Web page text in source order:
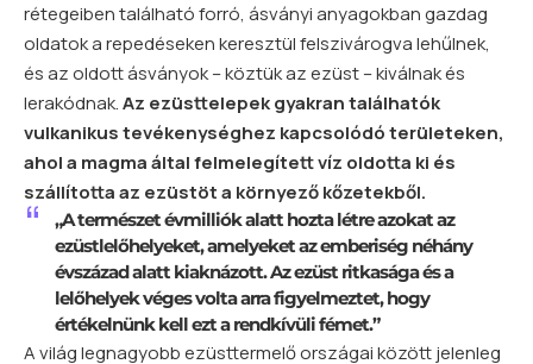
rétegeiben található forró, ásványi anyagokban gazdag
oldatok a repedéseken keresztül felszivárogva lehűlnek,
és az oldott ásványok – köztük az ezüst – kiválnak és
lerakódnak.Az ezüsttelepek gyakran találhatók
vulkanikus tevékenységhez kapcsolódó területeken,
ahol a magma által felmelegített víz oldotta ki és
szállította az ezüstöt a környező kőzetekből.
„A természet évmilliók alatt hozta létre azokat az
ezüstlelőhelyeket, amelyeket az emberiség néhány
évszázad alatt kiaknázott. Az ezüst ritkasága és a
lelőhelyek véges volta arra figyelmeztet, hogy
értékelnünk kell ezt a rendkívüli fémet.”
A világ legnagyobb ezüsttermelő országai között jelenleg